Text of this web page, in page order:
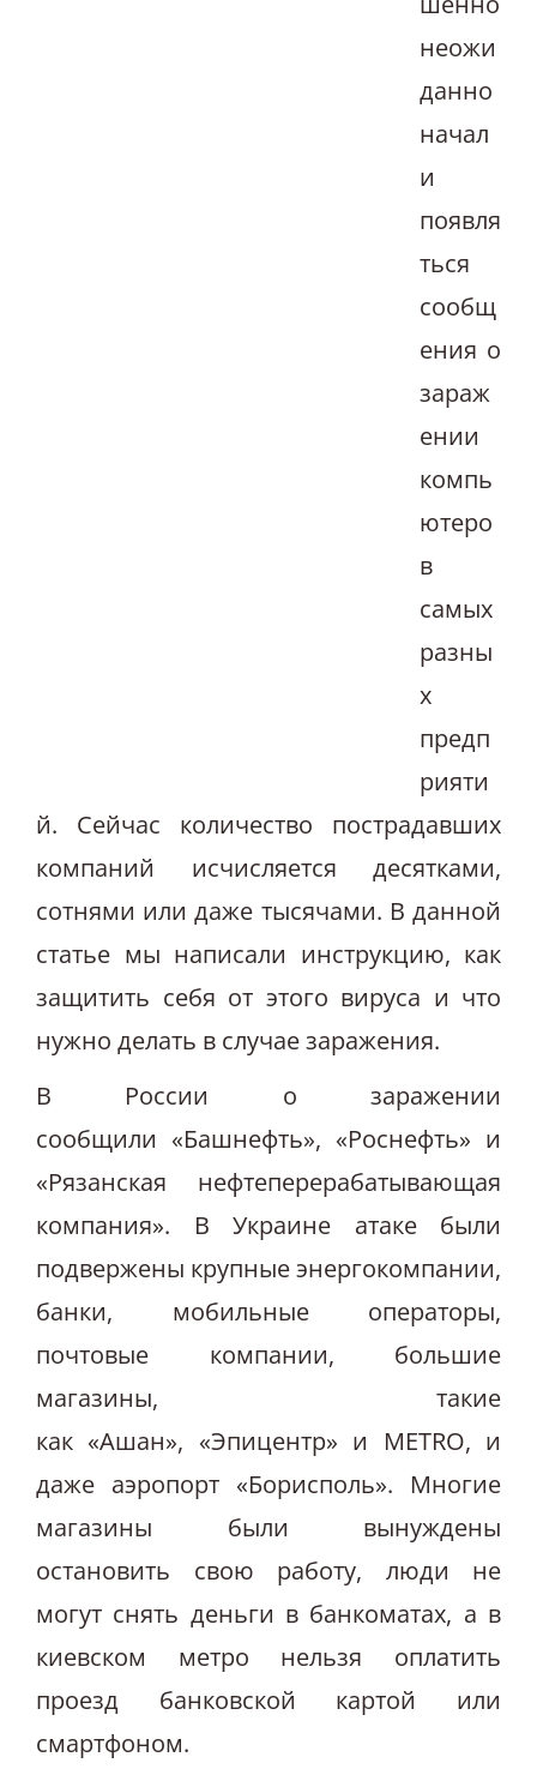
неожи
данно
начал
и
появля
ться
сообщ
ения о
зараж
ении
компь
ютеро
в
самых
разны
х
предп
рияти
й. Сейчас количество пострадавших
компаний исчисляется десятками,
сотнями или даже тысячами. В данной
статье мы написали инструкцию, как
защитить себя от этого вируса и что
нужно делать в случае заражения.
В России о заражении
сообщили «Башнефть», «Роснефть» и
«Рязанская нефтеперерабатывающая
компания». В Украине атаке были
подвержены крупные энергокомпании,
банки, мобильные операторы,
почтовые компании, большие
магазины, такие
как «Ашан», «Эпицентр» и METRO, и
даже аэропорт «Борисполь». Многие
магазины были вынуждены
остановить свою работу, люди не
могут снять деньги в банкоматах, а в
киевском метро нельзя оплатить
проезд банковской картой или
смартфоном.